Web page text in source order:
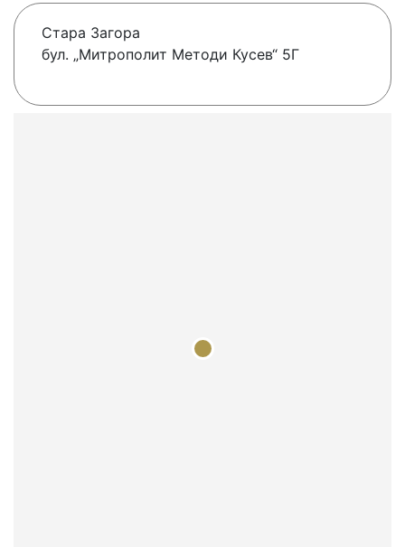
Стара Загора
бул. „Митрополит Методи Кусев“ 5Г